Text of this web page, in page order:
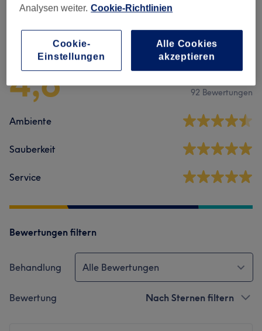
Salonbewertungen
4,8 92 Bewertungen
Ambiente
Sauberkeit
Service
Bewertungen filtern
Behandlung Alle Bewertungen
Bewertung Nach Sternen filtern
Analysen weiter. Cookie-Richtlinien
Alle Cookies
akzeptieren
Cookie-
Einstellungen